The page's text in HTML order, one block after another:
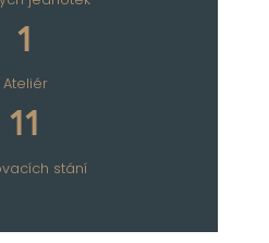
1
Ateliér
11
stání